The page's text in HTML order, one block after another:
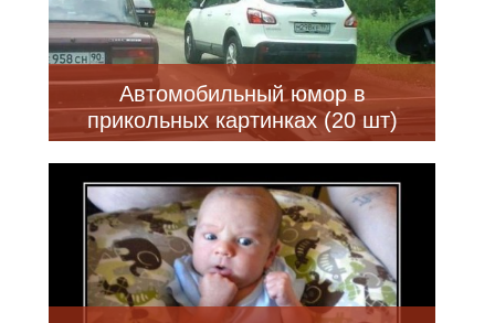
Автомобильный юмор в
прикольных картинках (20 шт)